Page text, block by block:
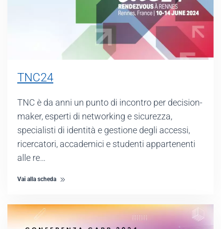
TNC24
TNC è da anni un punto di incontro per decision-
maker, esperti di networking e sicurezza,
specialisti di identità e gestione degli accessi,
ricercatori, accademici e studenti appartenenti
alle re…
Vai alla scheda